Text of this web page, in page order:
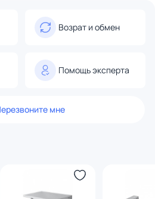
Возрат и обмен
Помощь эксперта
мне